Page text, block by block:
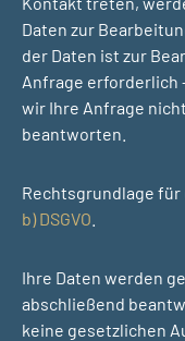
Daten zur
der Daten ist zur
Anfrage erforderlich
wir Ihre Anfrage
beantworten.
Rechtsgrundlage
b) DSGVO
Ihre Daten werden
abschließend
keine gesetzlichen